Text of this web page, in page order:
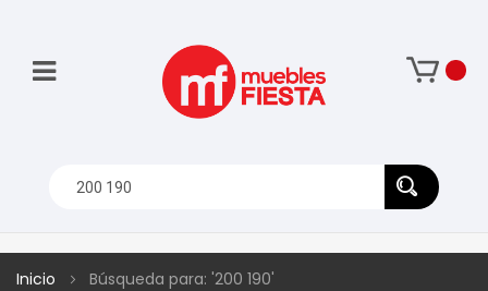
Inicio Búsqueda para: '200 190'